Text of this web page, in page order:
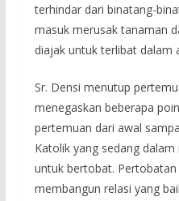
terhindar dari binatang-
masuk merusak tanaman
diajak untuk terlibat dalam
Sr. Densi menutup
menegaskan beberapa
pertemuan dari awal
Katolik yang sedang
untuk bertobat.
membangun relasi yang